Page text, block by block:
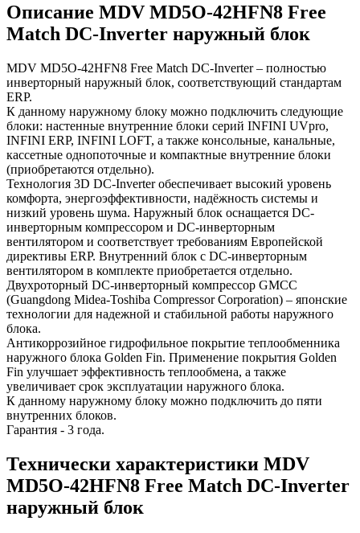
Описание MDV MD5O-42HFN8 Free
Match DC-Inverter наружный блок
MDV MD5O-42HFN8 Free Match DC-Inverter – полностью
инверторный наружный блок, соответствующий стандартам
ERP.
К данному наружному блоку можно подключить следующие
блоки: настенные внутренние блоки серий INFINI UVpro,
INFINI ERP, INFINI LOFT, а также консольные, канальные,
кассетныe однопоточные и компактные внутренние блоки
(приобретаются отдельно).
Технология 3D DC-Inverter обеспечивает высокий уровень
комфорта, энергоэффективности, надёжность системы и
низкий уровень шума. Наружный блок оснащается DC-
инверторным компрессором и DC-инверторным
вентилятором и соответствует требованиям Европейской
директивы ERP. Внутренний блок с DC-инверторным
вентилятором в комплекте приобретается отдельно.
Двухроторный DC-инверторный компрессор GMCC
(Guangdong Midea-Toshiba Compressor Corporation) – японские
технологии для надежной и стабильной работы наружного
блока.
Антикоррозийное гидрофильное покрытие теплообменника
наружного блока Golden Fin. Применение покрытия Golden
Fin улучшает эффективность теплообмена, а также
увеличивает срок эксплуатации наружного блока.
К данному наружному блоку можно подключить до пяти
внутренних блоков.
Гарантия - 3 года.
Технически характеристики MDV
MD5O-42HFN8 Free Match DC-Inverter
наружный блок